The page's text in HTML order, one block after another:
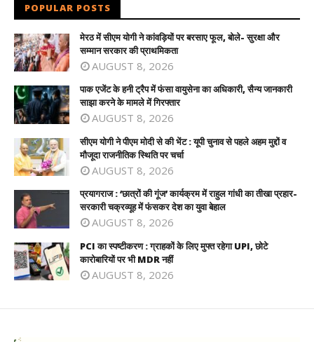
POPULAR POSTS
मेरठ में सीएम योगी ने कांवड़ियों पर बरसाए फूल, बोले- सुरक्षा और
सम्मान सरकार की प्राथमिकता
AUGUST 8, 2026
पाक एजेंट के हनी ट्रैप में फंसा वायुसेना का अधिकारी, सैन्य जानकारी
साझा करने के मामले में गिरफ्तार
AUGUST 8, 2026
सीएम योगी ने पीएम मोदी से की भेंट : यूपी चुनाव से पहले अहम मुद्दों व
मौजूदा राजनीतिक स्थिति पर चर्चा
AUGUST 8, 2026
प्रयागराज : ‘छात्रों की गूंज’ कार्यक्रम में राहुल गांधी का तीखा प्रहार-
सरकारी चक्रव्यूह में फंसकर देश का युवा बेहाल
AUGUST 8, 2026
PCI का स्पष्टीकरण : ग्राहकों के लिए मुफ्त रहेगा UPI, छोटे
कारोबारियों पर भी MDR नहीं
AUGUST 8, 2026